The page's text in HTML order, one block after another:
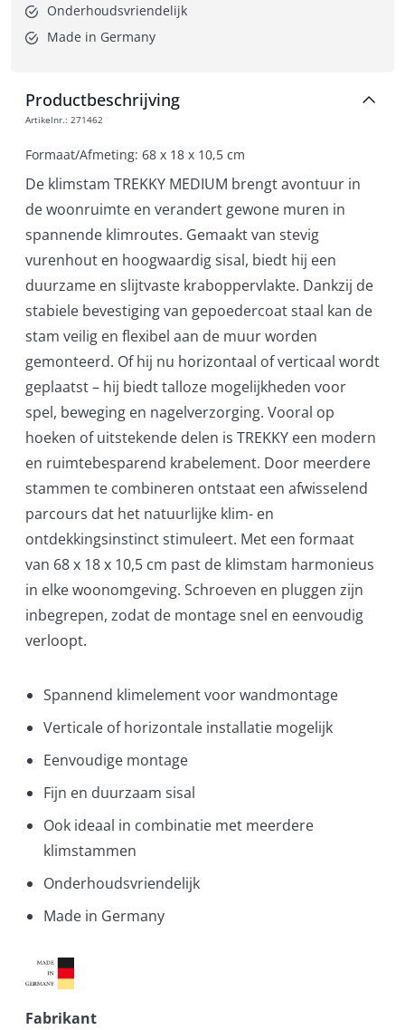
Onderhoudsvriendelijk
Made in Germany
Productbeschrijving
Artikelnr.: 271462
Formaat/Afmeting: 68 x 18 x 10,5 cm
De klimstam TREKKY MEDIUM brengt avontuur in
de woonruimte en verandert gewone muren in
spannende klimroutes. Gemaakt van stevig
vurenhout en hoogwaardig sisal, biedt hij een
duurzame en slijtvaste kraboppervlakte. Dankzij de
stabiele bevestiging van gepoedercoat staal kan de
stam veilig en flexibel aan de muur worden
gemonteerd. Of hij nu horizontaal of verticaal wordt
geplaatst – hij biedt talloze mogelijkheden voor
spel, beweging en nagelverzorging. Vooral op
hoeken of uitstekende delen is TREKKY een modern
en ruimtebesparend krabelement. Door meerdere
stammen te combineren ontstaat een afwisselend
parcours dat het natuurlijke klim- en
ontdekkingsinstinct stimuleert. Met een formaat
van 68 x 18 x 10,5 cm past de klimstam harmonieus
in elke woonomgeving. Schroeven en pluggen zijn
inbegrepen, zodat de montage snel en eenvoudig
verloopt.
Spannend klimelement voor wandmontage
Verticale of horizontale installatie mogelijk
Eenvoudige montage
Fijn en duurzaam sisal
Ook ideaal in combinatie met meerdere
klimstammen
Onderhoudsvriendelijk
Made in Germany
Fabrikant